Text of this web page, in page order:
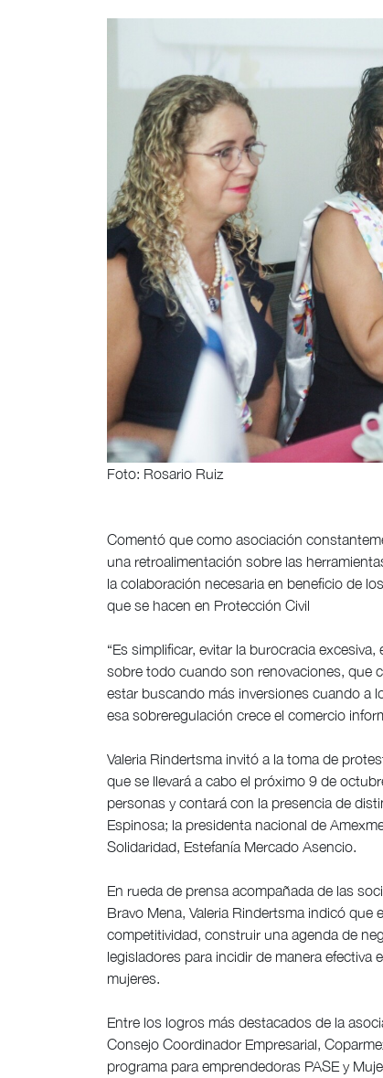
Foto: Rosario Ruiz
Comentó que como asociación
una retroalimentación sobre las
la colaboración necesaria en beneficio de
que se hacen en Protección Civil
“Es simplificar, evitar la burocracia
sobre todo cuando son renovaciones, que
estar buscando más inversiones cuando a
esa sobreregulación crece el comercio
Valeria Rindertsma invitó a la toma de
que se llevará a cabo el próximo 9 de
personas y contará con la presencia de
Espinosa; la presidenta nacional de
Solidaridad, Estefanía Mercado Asencio.
En rueda de prensa acompañada de las
Bravo Mena, Valeria Rindertsma indicó
competitividad, construir una agenda de
legisladores para incidir de manera efectiva
mujeres.
Entre los logros más destacados de la
Consejo Coordinador Empresarial,
programa para emprendedoras PASE y